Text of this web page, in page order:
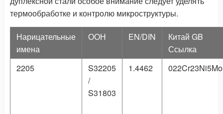
термообработке и контролю микроструктуры.
Нарицательные
имена
ООН EN/DIN
Китай GB
Ссылка
2205
S32205
/
S31803
1.4462